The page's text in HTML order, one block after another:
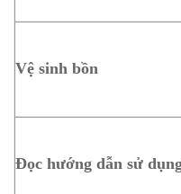
Vệ sinh bồn
Đọc hướng dẫn sử